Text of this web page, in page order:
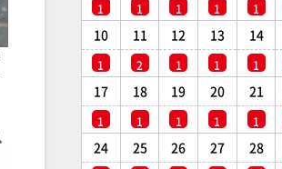
1 1 1 1 1
10
1
11
2
12
1
13
1
14
1
17
1
18
1
19
1
20
1
21
1
24 25 26 27 28